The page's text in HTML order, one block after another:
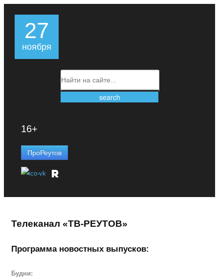
16+
ПроРеутов
Телеканал «ТВ-РЕУТОВ»
Программа новостных выпусков:
Будни:
27
ноября